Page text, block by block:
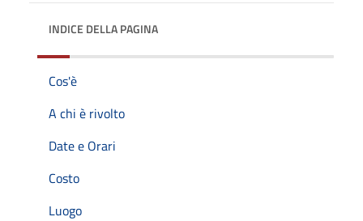
INDICE DELLA PAGINA
Cos'è
A chi è rivolto
Date e Orari
Costo
Luogo